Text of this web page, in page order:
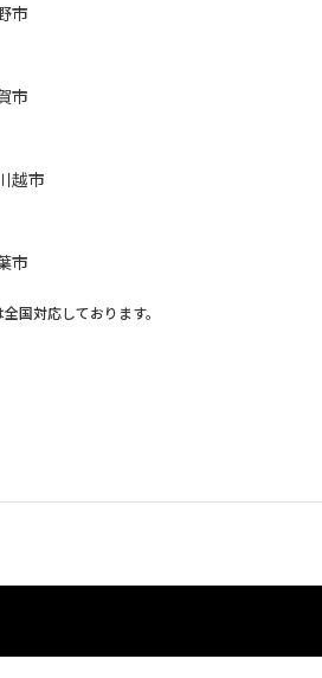
市
市
越市
市
国対応しております。